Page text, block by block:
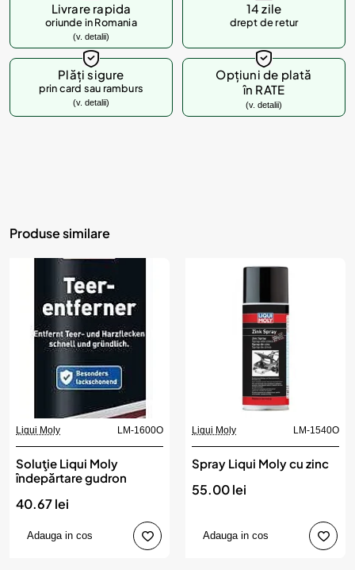
Livrare rapida
oriunde in Romania
(v. detalii)
14 zile
drept de retur
Plăți sigure
prin card sau ramburs
(v. detalii)
Opțiuni de plată
în RATE
(v. detalii)
Produse similare
Liqui Moly LM-1600O
Soluţie Liqui Moly
îndepărtare gudron
40.67 lei
Adauga in cos
Liqui Moly LM-1540O
Spray Liqui Moly cu zinc
55.00 lei
Adauga in cos